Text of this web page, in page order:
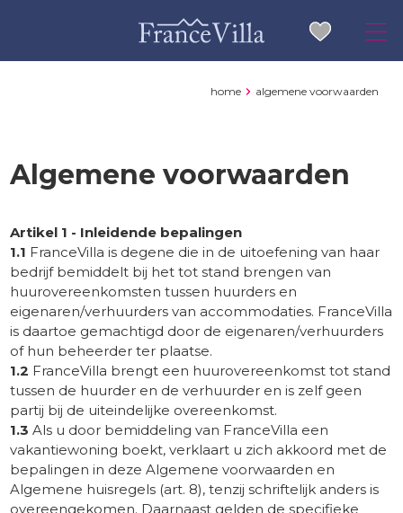
home algemene voorwaarden
Algemene voorwaarden
Artikel 1 - Inleidende bepalingen
1.1 FranceVilla is degene die in de uitoefening van haar
bedrijf bemiddelt bij het tot stand brengen van
huurovereenkomsten tussen huurders en
eigenaren/verhuurders van accommodaties. FranceVilla
is daartoe gemachtigd door de eigenaren/verhuurders
of hun beheerder ter plaatse.
1.2 FranceVilla brengt een huurovereenkomst tot stand
tussen de huurder en de verhuurder en is zelf geen
partij bij de uiteindelijke overeenkomst.
1.3 Als u door bemiddeling van FranceVilla een
vakantiewoning boekt, verklaart u zich akkoord met de
bepalingen in deze Algemene voorwaarden en
Algemene huisregels (art. 8), tenzij schriftelijk anders is
overeengekomen. Daarnaast gelden de specifieke